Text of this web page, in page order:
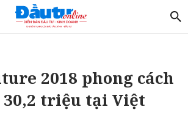
2018 phong cách
triệu tại Việt